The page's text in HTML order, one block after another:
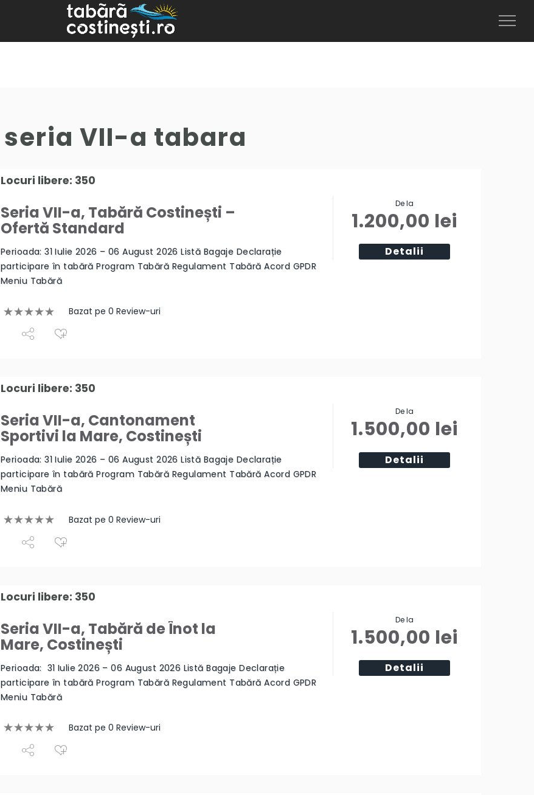
Toggle
seria VII-a tabara
Locuri libere: 350
Seria VII-a, Tabără Costinești –
Ofertă Standard
Perioada: 31 Iulie 2026 – 06 August 2026 Listă Bagaje Declarație
participare în tabără Program Tabără Regulament Tabără Acord GPDR
Meniu Tabără
Bazat pe 0 Review-uri
De la
1.200,00 lei
Detalii
Locuri libere: 350
Seria VII-a, Cantonament
Sportivi la Mare, Costinești
Perioada: 31 Iulie 2026 – 06 August 2026 Listă Bagaje Declarație
participare în tabără Program Tabără Regulament Tabără Acord GPDR
Meniu Tabără
Bazat pe 0 Review-uri
De la
1.500,00 lei
Detalii
Locuri libere: 350
Seria VII-a, Tabără de Înot la
Mare, Costinești
Perioada: 31 Iulie 2026 – 06 August 2026 Listă Bagaje Declarație
participare în tabără Program Tabără Regulament Tabără Acord GPDR
Meniu Tabără
Bazat pe 0 Review-uri
De la
1.500,00 lei
Detalii